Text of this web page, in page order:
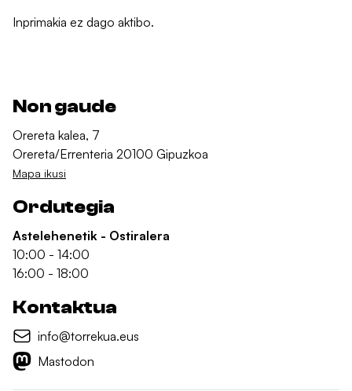
Inprimakia ez dago aktibo.
Non gaude
Orereta kalea, 7
Orereta/Errenteria 20100 Gipuzkoa
Mapa ikusi
Ordutegia
Astelehenetik - Ostiralera
10:00 - 14:00
16:00 - 18:00
Kontaktua
info@torrekua.eus
Mastodon